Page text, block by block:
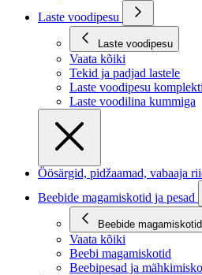
Laste voodipesu
Laste voodipesu
Vaata kõiki
Tekid ja padjad lastele
Laste voodipesu
Laste voodilina kummiga
Öösärgid, pidžaamad, vabaaja
Beebide magamiskotid ja pesad
Beebide
Vaata kõiki
Beebi magamiskotid
Beebipesad ja